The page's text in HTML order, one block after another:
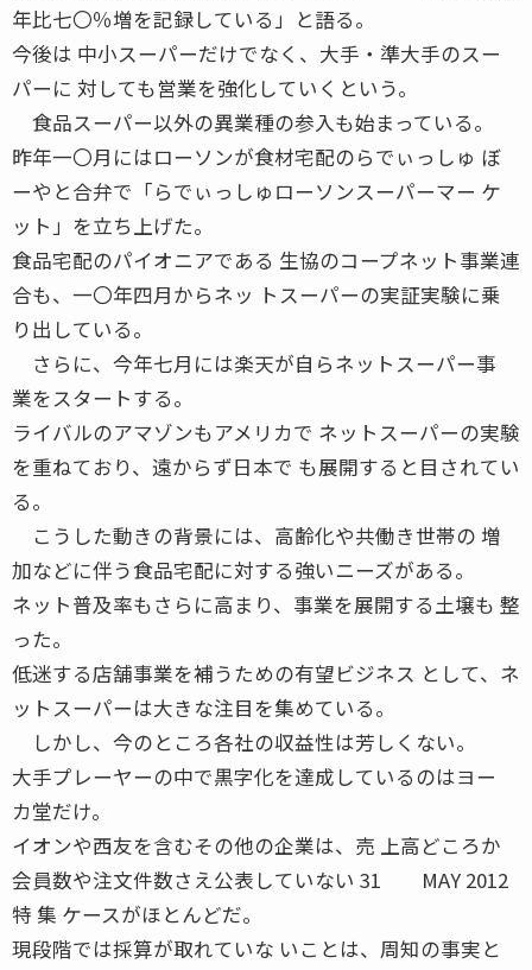
年比七〇％増を記録している」と語る。
今後は 中小スーパーだけでなく、大手・準大手のスー
パーに 対しても営業を強化していくという。
食品スーパー以外の異業種の参入も始まっている。
昨年一〇月にはローソンが食材宅配のらでぃっしゅ ぼ
ーやと合弁で「らでぃっしゅローソンスーパーマー ケ
ット」を立ち上げた。
食品宅配のパイオニアである 生協のコープネット事業連
合も、一〇年四月からネッ トスーパーの実証実験に乗
り出している。
さらに、今年七月には楽天が自らネットスーパー事
業をスタートする。
ライバルのアマゾンもアメリカで ネットスーパーの実験
を重ねており、遠からず日本で も展開すると目されてい
る。
こうした動きの背景には、高齢化や共働き世帯の 増
加などに伴う食品宅配に対する強いニーズがある。
ネット普及率もさらに高まり、事業を展開する土壌も 整
った。
低迷する店舗事業を補うための有望ビジネス として、ネ
ットスーパーは大きな注目を集めている。
しかし、今のところ各社の収益性は芳しくない。
大手プレーヤーの中で黒字化を達成しているのはヨー
カ堂だけ。
イオンや西友を含むその他の企業は、売 上高どころか
会員数や注文件数さえ公表していない 31 MAY 2012
特 集 ケースがほとんどだ。
現段階では採算が取れていな いことは、周知の事実と